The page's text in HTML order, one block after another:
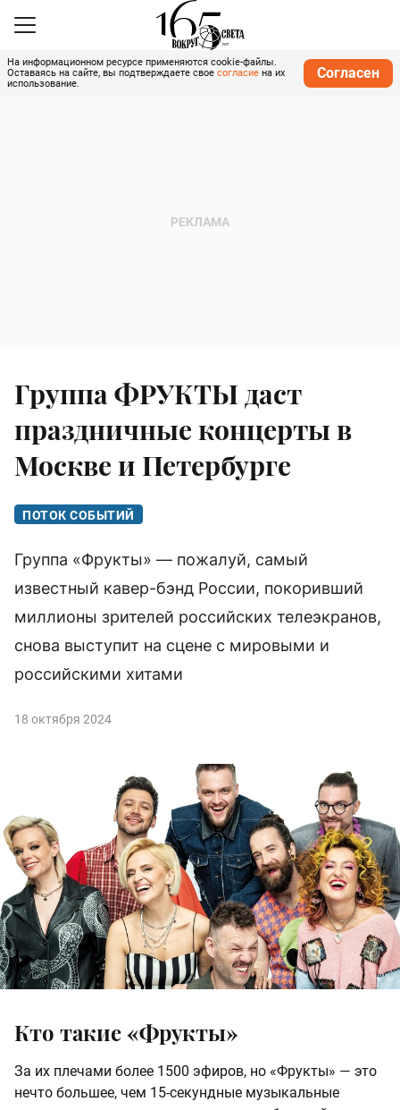
На информационном ресурсе применяются cookie-файлы.
Оставаясь на сайте, вы подтверждаете свое согласие на их
использование.
Согласен
Группа ФРУКТЫ даст
праздничные концерты в
Москве и Петербурге
ПОТОК СОБЫТИЙ
Группа «Фрукты» — пожалуй, самый
известный кавер-бэнд России, покоривший
миллионы зрителей российских телеэкранов,
снова выступит на сцене с мировыми и
российскими хитами
18 октября 2024
Кто такие «Фрукты»
За их плечами более 1500 эфиров, но «Фрукты» — это
нечто большее, чем 15-секундные музыкальные